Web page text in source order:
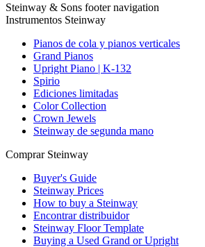
Steinway & Sons footer navigation
Instrumentos Steinway
Pianos de cola y pianos verticales
Grand Pianos
Upright Piano | K-132
Spirio
Ediciones limitadas
Color Collection
Crown Jewels
Steinway de segunda mano
Comprar Steinway
Buyer's Guide
Steinway Prices
How to buy a Steinway
Encontrar distribuidor
Steinway Floor Template
Buying a Used Grand or Upright